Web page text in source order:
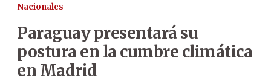
Nacionales
Paraguay presentará su
postura en la cumbre climática
en Madrid